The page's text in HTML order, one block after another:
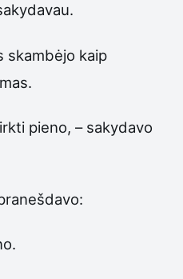
skambėjo kaip
pieno, – sakydavo